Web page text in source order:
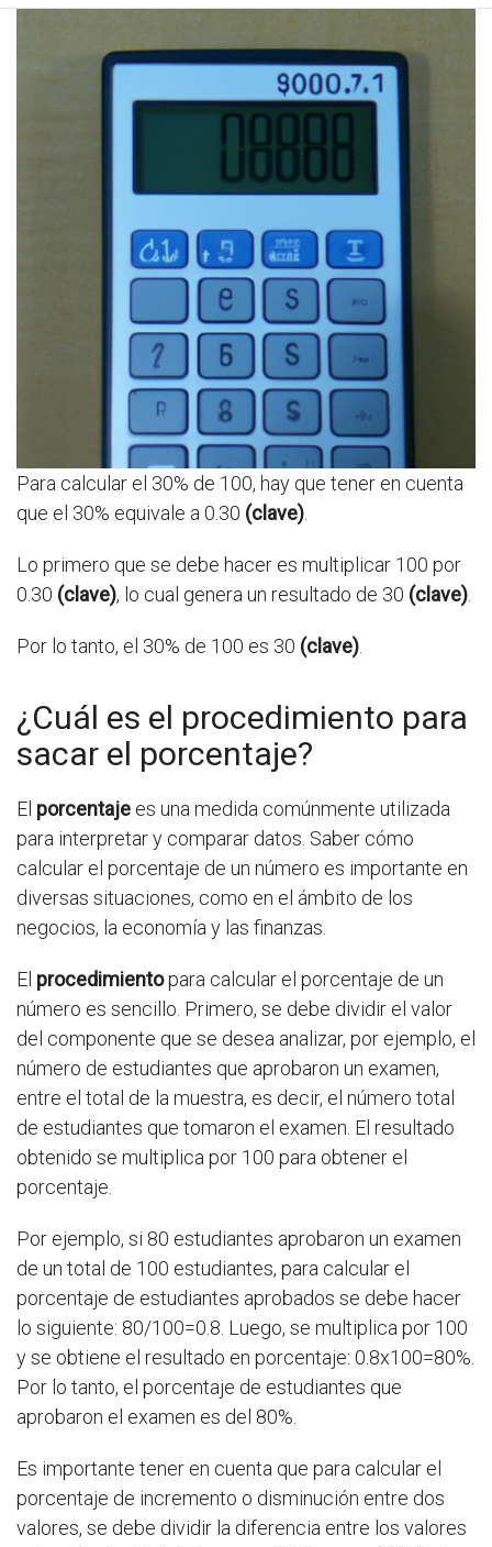
Para calcular el 30% de 100, hay que tener en cuenta
que el 30% equivale a 0.30 (clave)
Lo primero que se debe hacer es multiplicar 100 por
0.30 (clave), lo cual genera un resultado de 30 (clave)
Por lo tanto, el 30% de 100 es 30 (clave)
¿Cuál es el procedimiento para
sacar el porcentaje?
El porcentaje es una medida comúnmente utilizada
para interpretar y comparar datos. Saber cómo
calcular el porcentaje de un número es importante en
diversas situaciones, como en el ámbito de los
negocios, la economía y las finanzas.
El procedimientopara calcular el porcentaje de un
número es sencillo. Primero, se debe dividir el valor
del componente que se desea analizar, por ejemplo, el
número de estudiantes que aprobaron un examen,
entre el total de la muestra, es decir, el número total
de estudiantes que tomaron el examen. El resultado
obtenido se multiplica por 100 para obtener el
porcentaje.
Por ejemplo, si 80 estudiantes aprobaron un examen
de un total de 100 estudiantes, para calcular el
porcentaje de estudiantes aprobados se debe hacer
lo siguiente: 80/100=0.8. Luego, se multiplica por 100
y se obtiene el resultado en porcentaje: 0.8x100=80%.
Por lo tanto, el porcentaje de estudiantes que
aprobaron el examen es del 80%.
Es importante tener en cuenta que para calcular el
porcentaje de incremento o disminución entre dos
valores, se debe dividir la diferencia entre los valores